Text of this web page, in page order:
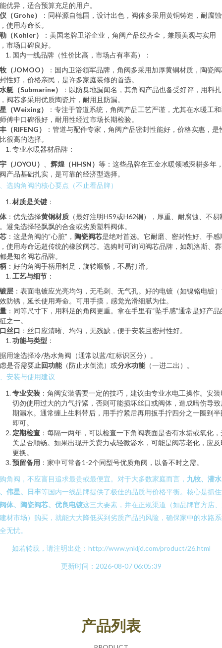
优异，适合预算充足的用户。
（Grohe）
：同样源自德国，设计出色，阀体多采用黄铜铸造，耐腐
使用寿命长。
（Kohler）
：美国老牌卫浴企业，角阀产品线齐全，兼顾美观与实用
市场口碑良好。
国内一线品牌（性价比高，市场占有率高）：
（JOMOO）
：国内卫浴领军品牌，角阀多采用加厚黄铜材质，陶瓷
性好，价格亲民，是许多家庭装修的首选。
艇（Submarine）
：以防臭地漏闻名，其角阀产品也备受好评，用料扎
阀芯多采用优质陶瓷片，耐用且防漏。
（Weixing）
：专注于管道系统，角阀产品工艺严谨，尤其在水暖工
傅中口碑很好，耐用性经过市场长期检验。
（RIFENG）
：管道与配件专家，角阀产品密封性能好，价格实惠，是
很高的选择。
专业水暖器材品牌：
（JOYOU）
辉煌（HHSN） 等：这些品牌在五金水暖领域深耕多年
产品基础扎实，是可靠的经济型选择。
选购角阀的核心要点（不止看品牌）
材质是关键 ：
：优先选择黄铜材质 （最好注明H59或H62铜），厚重、耐腐蚀、不易
避免选择轻飘飘的合金或劣质塑料阀体。
：这是角阀的“心脏”， 陶瓷阀芯是绝对首选。它耐磨、密封性好、手感
使用寿命远超传统的橡胶阀芯。选购时可询问阀芯品牌，如凯洛斯、
是知名阀芯品牌。
：好的角阀手柄用料足，旋转顺畅，不易打滑。
工艺与细节 ：
层 ：表面电镀应光亮均匀，无毛刺、无气孔。好的电镀（如镍铬电镀
防锈，延长使用寿命。可用手摸，感觉光滑细腻为佳。
：同等尺寸下，用料足的角阀更重。拿在手里有“坠手感”通常是好产品
之一。
丝口 ：丝口应清晰、均匀，无残缺，便于安装且密封性好。
功能与类型 ：
用途选择冷/热水角阀（通常以蓝/红标识区分）。
是否需要止回功能（防止水倒流）或分水功能（一进二出）。
安装与使用建议
专业安装 ：角阀安装需要一定的技巧，建议由专业水电工操作。安装
切勿使用过大的力气拧紧，否则可能损坏丝口或阀体，造成暗伤导致
期漏水。通常缠上生料带后，用手拧紧后再用扳手拧四分之一圈到半
即可。
定期检查 ：每隔一两年，可以检查一下角阀表面是否有水垢或氧化，
关是否顺畅。如果出现开关费力或轻微渗水，可能是阀芯老化，应及
更换。
预留备用 ：家中可常备1-2个同型号优质角阀，以备不时之需。
角阀，不应盲目追求最贵或最便宜。对于大多数家庭而言， 九牧、潜水
伟星、日丰等国内一线品牌提供了极佳的品质与价格平衡。核心是抓住
体、陶瓷阀芯、优良电镀这三大要素，并在正规渠道（如品牌官方店
材市场）购买，就能大大降低买到劣质产品的风险，确保家中的水路
无忧。
如若转载，请注明出处：http://www.ynkljd.com/product/26.html
更新时间：2026-08-07 06:05:39
产品列表